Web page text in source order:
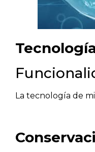
La tecnología de